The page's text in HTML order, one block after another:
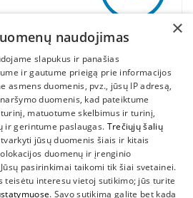
×
naudojimas
slapukus ir panašias
ir gautume prieigą prie informacijos
asmens duomenis, pvz., jūsų IP adresą,
duomenis, kad pateiktume
matuotume skelbimus ir turinį,
ir gerintume paslaugas. Trečiųjų šalių
jūsų duomenis šiais ir kitais
duomenų ir įrenginio
pasirinkimai taikomi tik šiai svetainei.
teisėtu interesu vietoj sutikimo; jūs turite
. Savo sutikimą galite bet kada